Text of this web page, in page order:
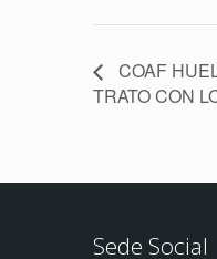
COAF
TRATO CON
Sede Social